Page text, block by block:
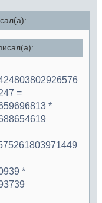
=
*
*